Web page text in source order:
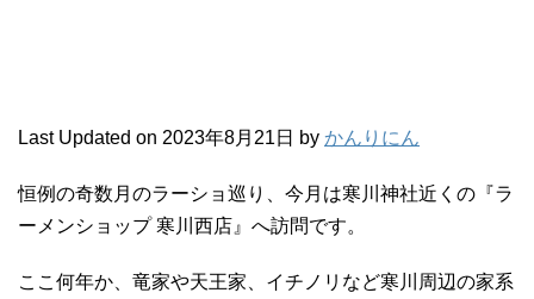
Last Updated on 2023年8月21日 by かんりにん
恒例の奇数月のラーショ巡り、今月は寒川神社近くの『ラ
ーメンショップ 寒川西店』へ訪問です。
ここ何年か、竜家や天王家、イチノリなど寒川周辺の家系